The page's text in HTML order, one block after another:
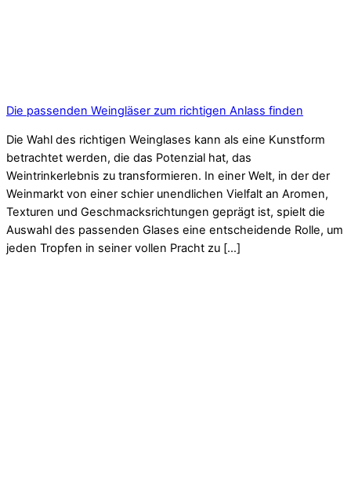
Die passenden Weingläser zum richtigen Anlass finden
Die Wahl des richtigen Weinglases kann als eine Kunstform
betrachtet werden, die das Potenzial hat, das
Weintrinkerlebnis zu transformieren. In einer Welt, in der der
Weinmarkt von einer schier unendlichen Vielfalt an Aromen,
Texturen und Geschmacksrichtungen geprägt ist, spielt die
Auswahl des passenden Glases eine entscheidende Rolle, um
jeden Tropfen in seiner vollen Pracht zu […]